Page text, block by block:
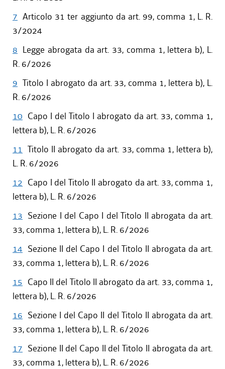
7 Articolo 31 ter aggiunto da art. 99, comma 1, L. R.
3/2024
8 Legge abrogata da art. 33, comma 1, lettera b), L.
R. 6/2026
9 Titolo I abrogato da art. 33, comma 1, lettera b), L.
R. 6/2026
10 Capo I del Titolo I abrogato da art. 33, comma 1,
lettera b), L. R. 6/2026
11 Titolo II abrogato da art. 33, comma 1, lettera b),
L. R. 6/2026
12 Capo I del Titolo II abrogato da art. 33, comma 1,
lettera b), L. R. 6/2026
13 Sezione I del Capo I del Titolo II abrogata da art.
33, comma 1, lettera b), L. R. 6/2026
14 Sezione II del Capo I del Titolo II abrogata da art.
33, comma 1, lettera b), L. R. 6/2026
15 Capo II del Titolo II abrogato da art. 33, comma 1,
lettera b), L. R. 6/2026
16 Sezione I del Capo II del Titolo II abrogata da art.
33, comma 1, lettera b), L. R. 6/2026
17 Sezione II del Capo II del Titolo II abrogata da art.
33, comma 1, lettera b), L. R. 6/2026